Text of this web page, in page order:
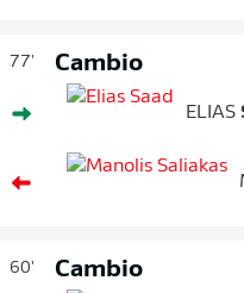
77' Cambio
ELIAS
60' Cambio